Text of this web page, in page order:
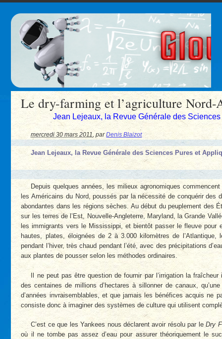
Le dry-farming et l’agriculture
Jean Lejeaux, la Revue Générale des
mercredi 30 mars 2011 ,parDenis Blaizot
Jean Lejeaux, la Revue Générale des Sciences Pures et
Depuis quelques années, les milieux agronomiques
les Américains du Nord, poussés par la nécessité de conquérir des
abondantes dans les régions sèches. Au début du peuplement des
sur les terres de l’Est, Nouvelle-Angleterre, Maryland, la Grande
les immigrants vers le Mississippi, et bientôt passer le fleuve pour
hautes, plates, éloignées de 2 à 3.000 kilomètres de
pendant l’hiver, très chaud pendant l’été, avec des précipitations
aux plantes de pousser selon les méthodes ordinaires.
Il ne peut pas être question de fournir par l’irrigation la
des centaines de millions d’hectares à sillonner de canaux,
d’années invraisemblables, et que jamais les bénéfices acquis ne
consiste donc à imaginer des systèmes de culture qui utilisent
C’est ce que les Yankees nous déclarent avoir résolu par leDry
où il ne tombe pas assez d’eau pour assurer théoriquement le